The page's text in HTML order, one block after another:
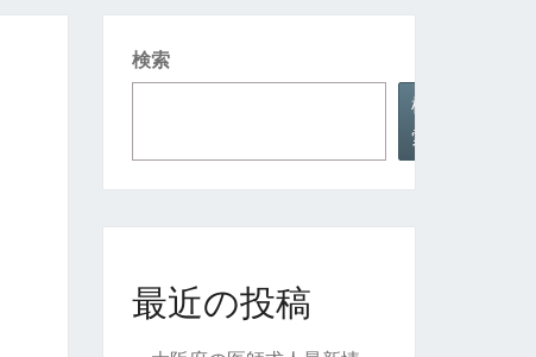
検索
検
索
最近の投稿